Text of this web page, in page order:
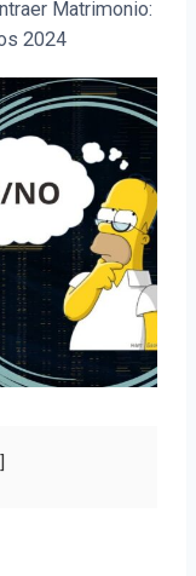
Matrimonio:
2024